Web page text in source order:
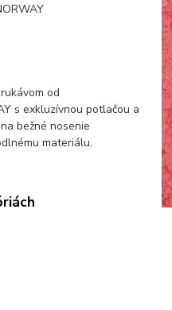
od
s exkluzívnou potlačou a
bežné nosenie
materiálu.